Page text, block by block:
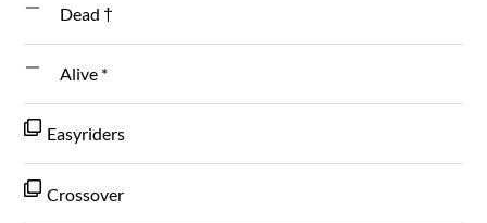
Dead †
Alive *
Easyriders
Crossover